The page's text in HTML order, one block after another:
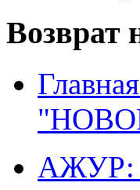
Возврат
АЖУР: